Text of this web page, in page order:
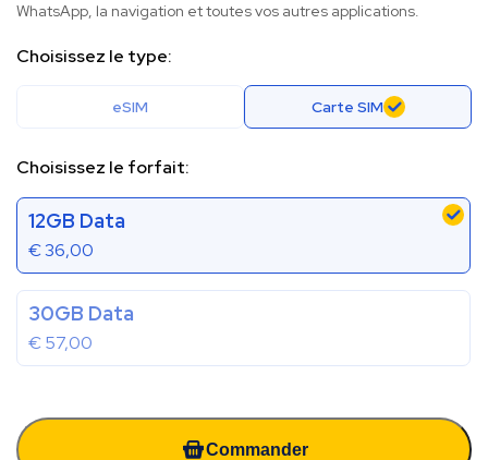
WhatsApp, la navigation et toutes vos autres applications.
Choisissez le type:
eSIM Carte SIM
Choisissez le forfait:
12GB Data
€36,00
30GB Data
€57,00
Commander